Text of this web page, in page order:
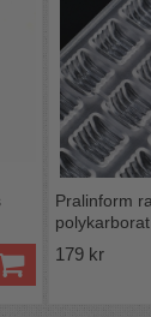
1 form för 24
Pralinform
polykarborat
179 kr